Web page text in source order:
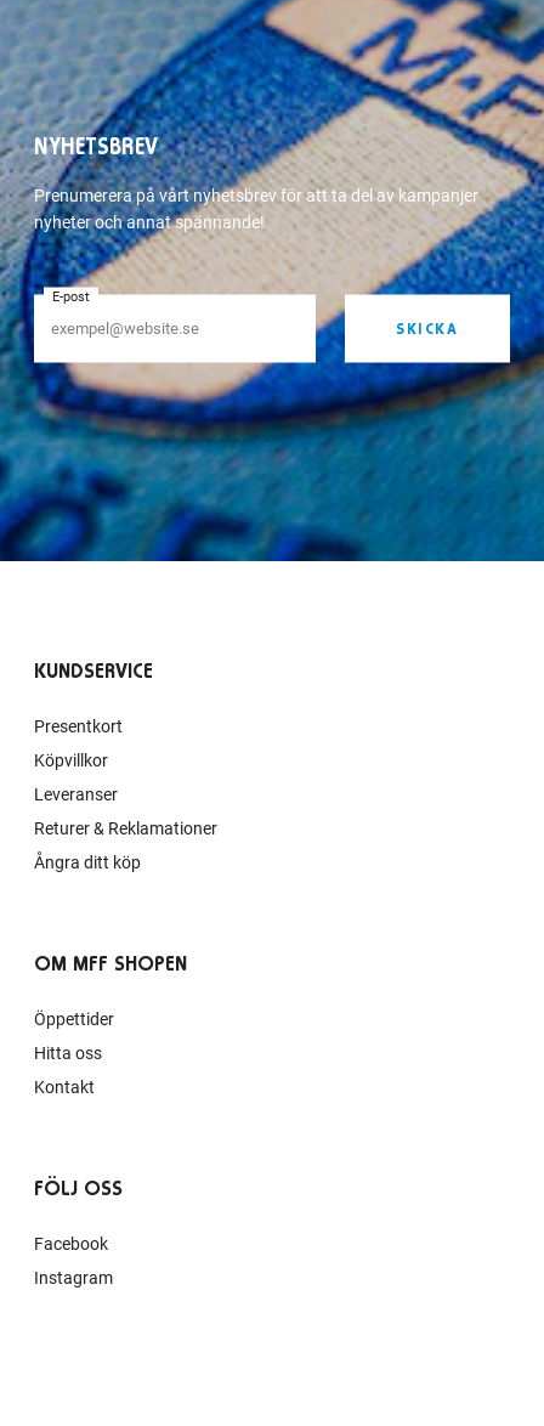
NYHETSBREV
Prenumerera på vårt nyhetsbrev för att ta del av kampanjer
nyheter och annat spännande!
E-post
SKICKA
KUNDSERVICE
Presentkort
Köpvillkor
Leveranser
Returer & Reklamationer
Ångra ditt köp
OM MFF SHOPEN
Öppettider
Hitta oss
Kontakt
FÖLJ OSS
Facebook
Instagram